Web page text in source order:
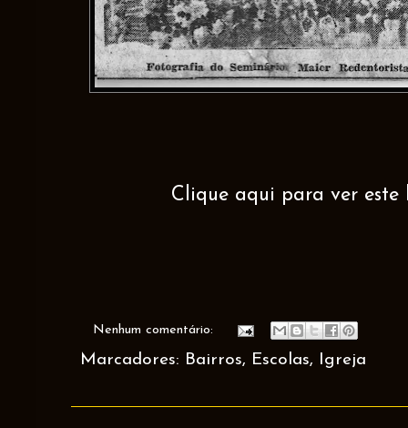
Clique aqui para ver este
Nenhum comentário:
Marcadores: Bairros, Escolas, Igreja